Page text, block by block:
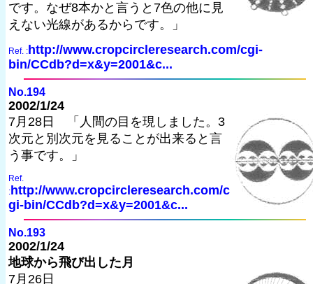
です。なぜ8本かと言うと7色の他に見
えない光線があるからです。」
Ref. : http://www.cropcircleresearch.com/cgi-
bin/CCdb?d=x&y=2001&c...
No.194
2002/1/24
7月28日 「人間の目を現しました。3
次元と別次元を見ることが出来ると言
う事です。」
Ref.
: http://www.cropcircleresearch.com/c
gi-bin/CCdb?d=x&y=2001&c...
No.193
2002/1/24
地球から飛び出した月
7月26日